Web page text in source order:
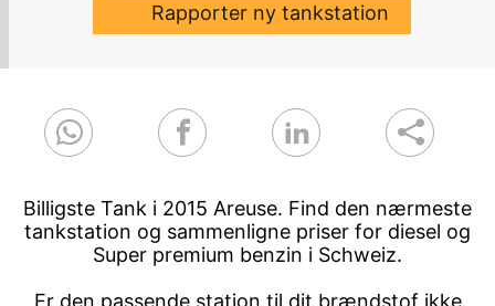
Rapporter ny tankstation
Billigste Tank i 2015 Areuse. Find den nærmeste
tankstation og sammenligne priser for diesel og
Super premium benzin i Schweiz.
Er den passende station til dit brændstof ikke